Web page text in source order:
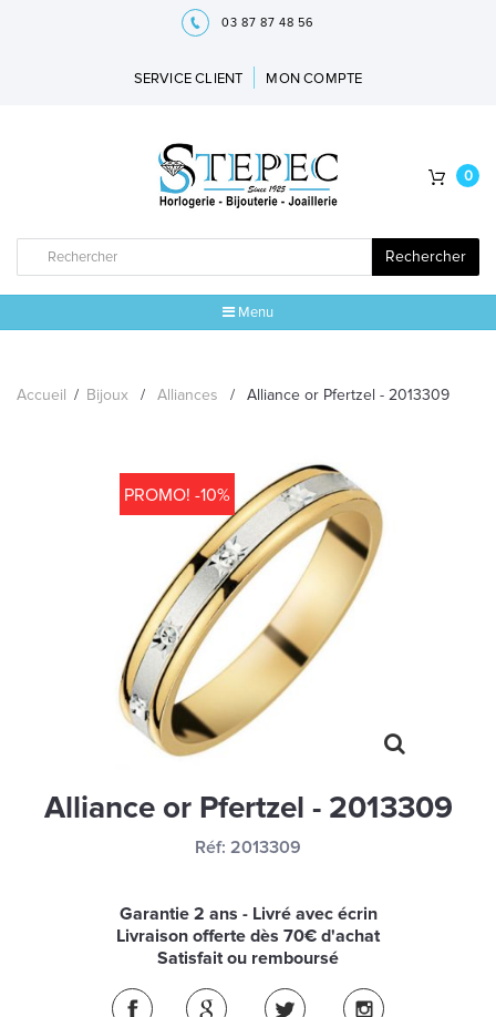
03 87 87 48 56
SERVICE CLIENT MON COMPTE
Rechercher
0
Menu
MONTRES
LES GEORGETTES
SWAROVSKI
BONNES AFFAIRES
CARTES CADEAUX
IDÉE CADEAUX
BLOG
Accueil / Bijoux / Alliances / Alliance or Pfertzel - 2013309
PROMO! -10%
Alliance or Pfertzel - 2013309
Réf: 2013309
Garantie 2 ans - Livré avec écrin
Livraison offerte dès 70€ d'achat
Satisfait ou remboursé